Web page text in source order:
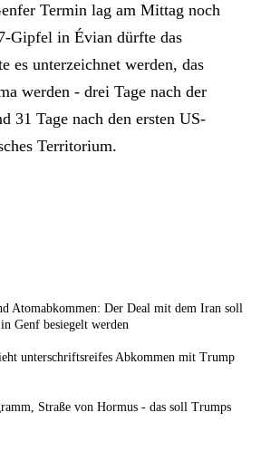
Termin lag am Mittag noch
Gipfel in Évian dürfte das
es unterzeichnet werden, das
werden - drei Tage nach der
31 Tage nach den ersten US-
Territorium.
Atomabkommen: Der Deal mit dem Iran soll
Genf besiegelt werden
unterschriftsreifes Abkommen mit Trump
Straße von Hormus - das soll Trumps